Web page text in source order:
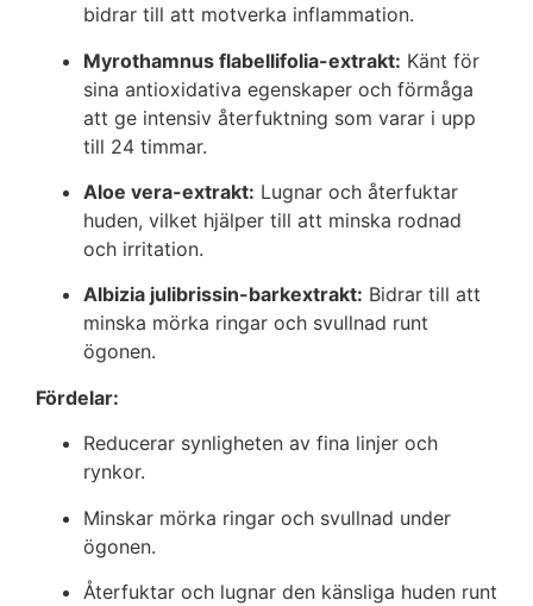
bidrar till att motverka inflammation.
Myrothamnus flabellifolia-extrakt: Känt för
sina antioxidativa egenskaper och förmåga
att ge intensiv återfuktning som varar i upp
till 24 timmar.
Aloe vera-extrakt: Lugnar och återfuktar
huden, vilket hjälper till att minska rodnad
och irritation.
Albizia julibrissin-barkextrakt: Bidrar till att
minska mörka ringar och svullnad runt
ögonen.
Fördelar:
Reducerar synligheten av fina linjer och
rynkor.
Minskar mörka ringar och svullnad under
ögonen.
Återfuktar och lugnar den känsliga huden runt